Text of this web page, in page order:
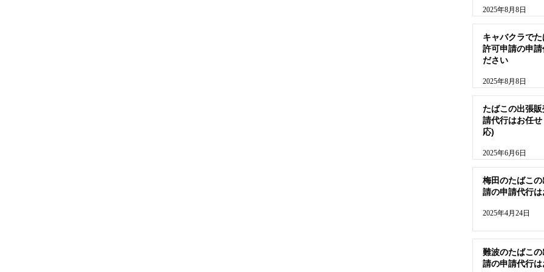
2025年8月8日
キャバクラで
許可申請の申
ださい
2025年8月8日
たばこの出張
請代行はお任
応)
2025年6月6日
梅田のたばこ
請の申請代行
2025年4月24日
難波のたばこ
請の申請代行